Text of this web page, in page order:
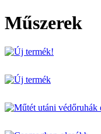
Műszerek